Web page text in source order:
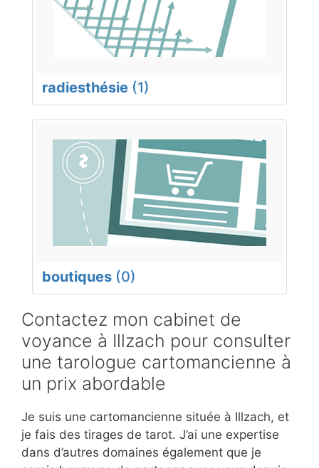
radiesthésie (1)
boutiques (0)
Contactez mon cabinet de
voyance à Illzach pour consulter
une tarologue cartomancienne à
un prix abordable
Je suis une cartomancienne située à Illzach, et
je fais des tirages de tarot. J’ai une expertise
dans d’autres domaines également que je